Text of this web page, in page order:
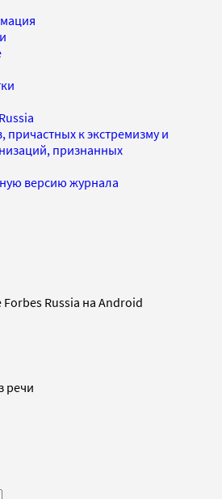
причастных к экстремизму и
признанных
версию журнала
Russia на Android
речи